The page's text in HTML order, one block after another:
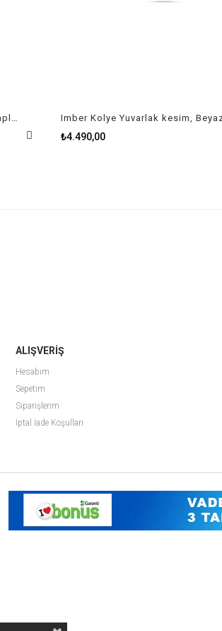
Imber Kolye Yuvarlak kesim, Beyaz, Rodyum kaplama
₺4.490,00
ALIŞVERİŞ
Hesabım
Sepetim
Siparişlerim
İptal İade Koşulları